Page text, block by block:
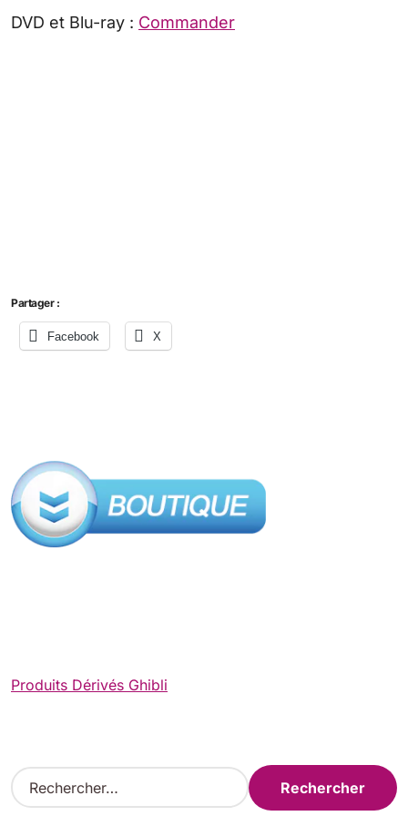
DVD et Blu-ray : Commander
Partager :
Facebook X
Produits Dérivés Ghibli
R
e